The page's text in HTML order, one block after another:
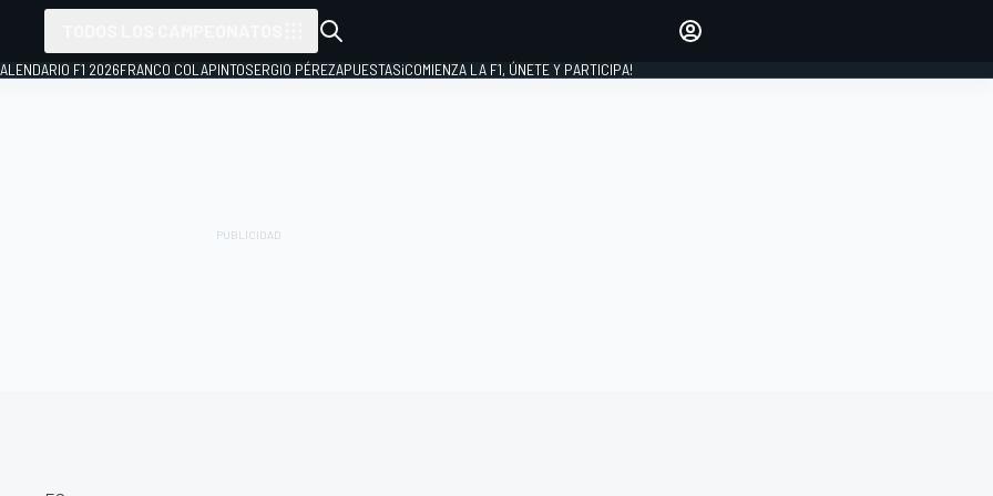
INICIAR SESIÓN
F1 2026FRANCO COLAPINTOSERGIO PÉREZAPUESTAS¡COMIENZA LA F1, ÚNETE Y PARTICIPA!